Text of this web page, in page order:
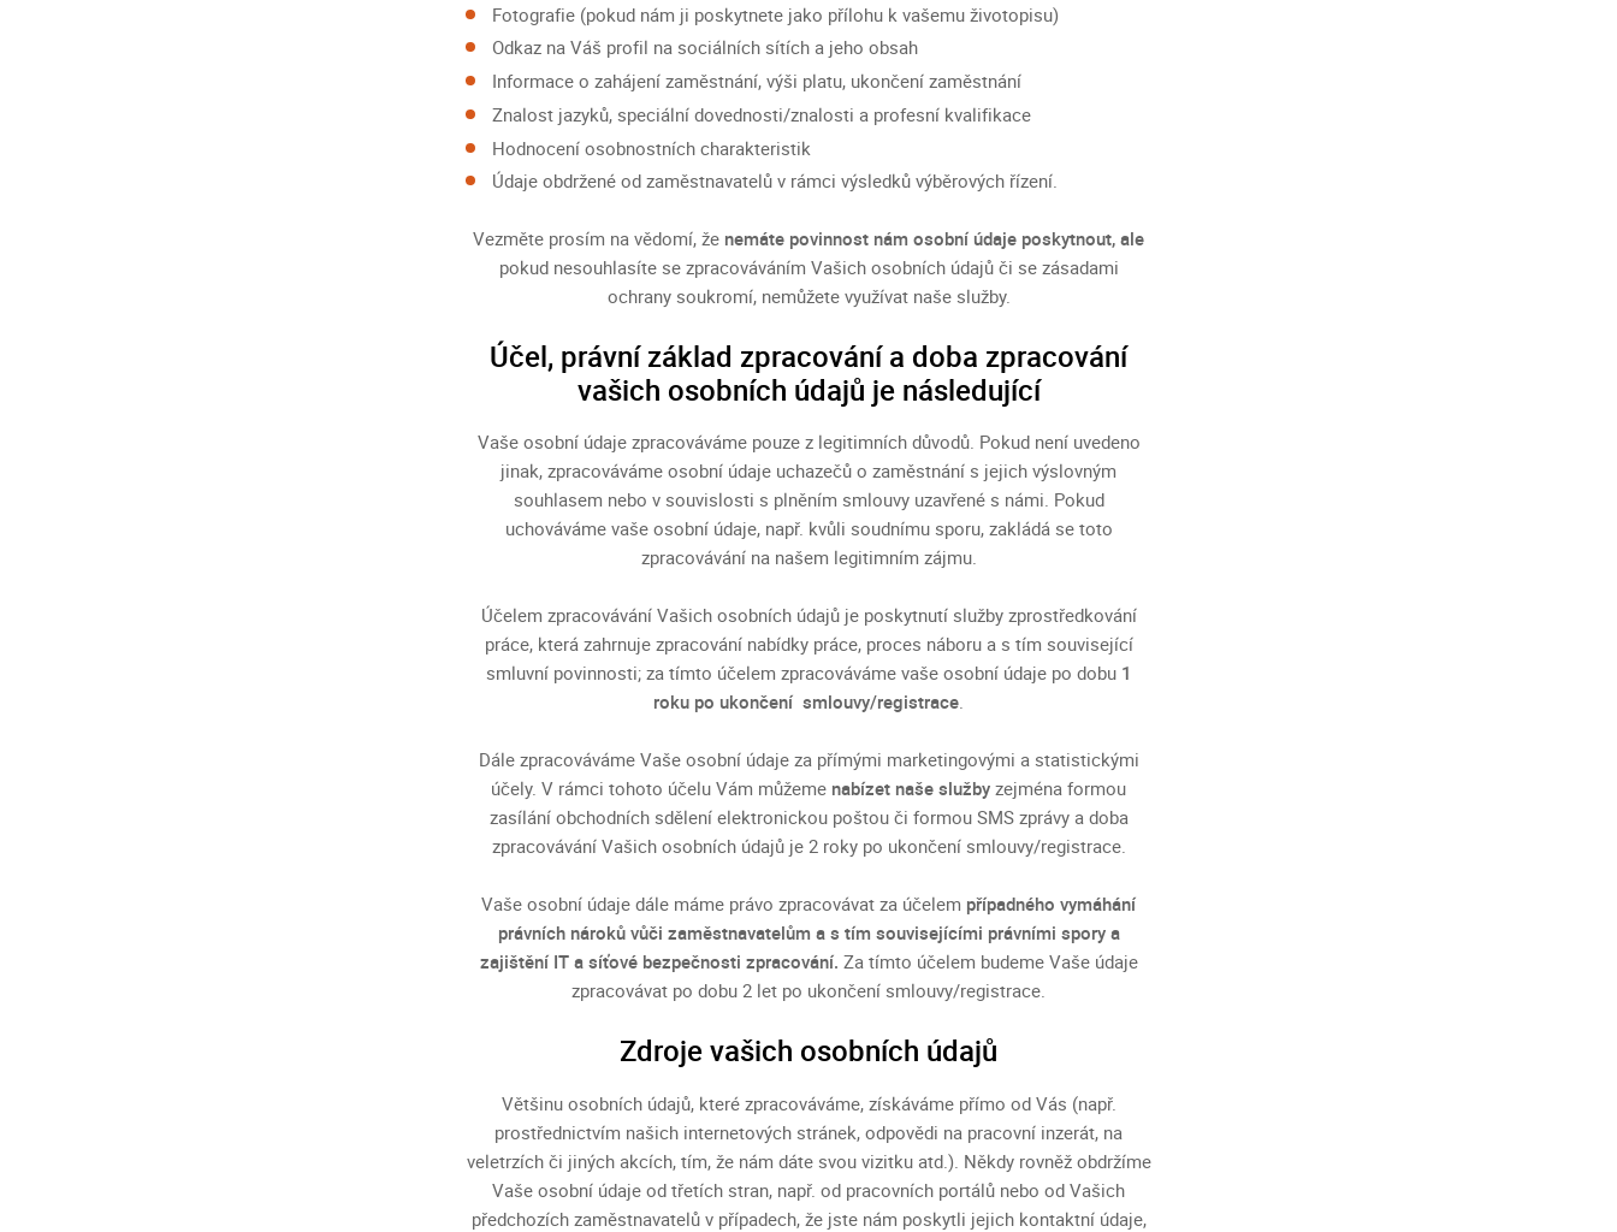
Fotografie (pokud nám ji poskytnete jako přílohu k vašemu životopisu)
Odkaz na Váš profil na sociálních sítích a jeho obsah
Informace o zahájení zaměstnání, výši platu, ukončení zaměstnání
Znalost jazyků, speciální dovednosti/znalosti a profesní kvalifikace
Hodnocení osobnostních charakteristik
Údaje obdržené od zaměstnavatelů v rámci výsledků výběrových řízení.
Vezměte prosím na vědomí, že nemáte povinnost nám osobní údaje poskytnout, ale
pokud nesouhlasíte se zpracováváním Vašich osobních údajů či se zásadami
ochrany soukromí, nemůžete využívat naše služby.
Účel, právní základ zpracování a doba zpracování
vašich osobních údajů je následující
Vaše osobní údaje zpracováváme pouze z legitimních důvodů. Pokud není uvedeno
jinak, zpracováváme osobní údaje uchazečů o zaměstnání s jejich výslovným
souhlasem nebo v souvislosti s plněním smlouvy uzavřené s námi. Pokud
uchováváme vaše osobní údaje, např. kvůli soudnímu sporu, zakládá se toto
zpracovávání na našem legitimním zájmu.
Účelem zpracovávání Vašich osobních údajů je poskytnutí služby zprostředkování
práce, která zahrnuje zpracování nabídky práce, proces náboru a s tím související
smluvní povinnosti; za tímto účelem zpracováváme vaše osobní údaje po dobu1
roku po ukončení smlouvy/registrace.
Dále zpracováváme Vaše osobní údaje za přímými marketingovými a statistickými
účely. V rámci tohoto účelu Vám můžeme nabízet naše služby zejména formou
zasílání obchodních sdělení elektronickou poštou či formou SMS zprávy a doba
zpracovávání Vašich osobních údajů je 2 roky po ukončení smlouvy/registrace.
Vaše osobní údaje dále máme právo zpracovávat za účelem případného vymáhání
právních nároků vůči zaměstnavatelům a s tím souvisejícími právními sporya
zajištění IT a síťové bezpečnosti zpracování. Za tímto účelem budeme Vaše údaje
zpracovávat po dobu 2 let po ukončení smlouvy/registrace.
Zdroje vašich osobních údajů
Většinu osobních údajů, které zpracováváme, získáváme přímo od Vás (např.
prostřednictvím našich internetových stránek, odpovědi na pracovní inzerát, na
veletrzích či jiných akcích, tím, že nám dáte svou vizitku atd.). Někdy rovněž obdržíme
Vaše osobní údaje od třetích stran, např. od pracovních portálů nebo od Vašich
předchozích zaměstnavatelů v případech, že jste nám poskytli jejich kontaktní údaje,